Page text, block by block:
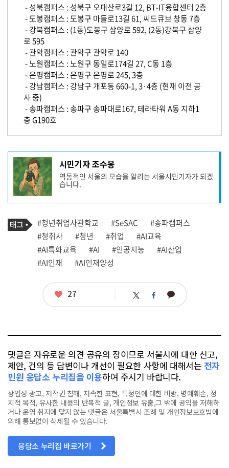
- 성북캠퍼스 : 성북구 오패산로3길 12, BT-IT융합센터 2층
- 도봉캠퍼스 : 도봉구 마들로13길 61, 씨드큐브 창동 7층
- 강북캠퍼스 : (1동)도봉구 삼양로 592, (2동)강북구 삼양
로 595
- 관악캠퍼스 : 관악구 관악로 140
- 노원캠퍼스 : 노원구 동일로174길 27, C동 1층
- 은평캠퍼스 : 은평구 은평로 245, 3층
- 강남캠퍼스 : 강남구 개포동 660-1, 3·4층 (현재 이전 공
사 중)
- 송파캠퍼스 : 송파구 송파대로167, 테라타워 A동 지하1
층 G190호
기
사
작
성
자
프
필
시민기자 조수봉
역동적인 서울의 모습을 알리는 서울시민기자가 되겠
습니다.
기
사
관
련
태
그
태
그
#청년취업사관학교 #SeSAC
#송파캠퍼스
#청취사
#청년 #취업
#AI교육
#AI특화교육
#AI #인공지능
#AI산업
#AI인재
#AI인재양성
좋
27 트 페 카
댓글은 자유로운 의견 공유의 장이므로 서울시에 대한 신고,
제안, 건의 등 답변이나 개선이 필요한 사항에 대해서는 전자
민원 응답소 누리집을 이용하여 주시기 바랍니다.
상업성 광고, 저작권 침해, 저속한 표현, 특정인에 대한 비방, 명예훼손, 정
치적 목적, 유사한 내용의 반복적 글, 개인정보 유출,그 밖에 공익을 저해하
거나 운영 취지에 맞지 않는 댓글은 서울특별시 조례 및 개인정보보호법에
의해 통보없이 삭제될 수 있습니다.
응답소 누리집 바로가기